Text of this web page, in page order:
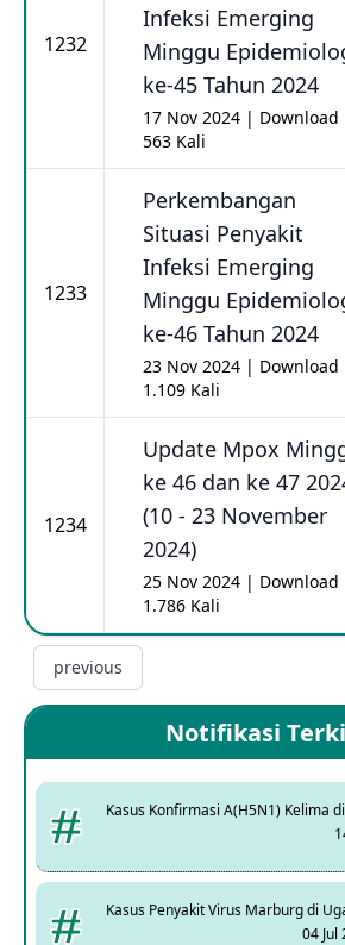
1232
Infeksi Emerging
Minggu
ke-45 Tahun 2024
17 Nov 2024 | Download
563 Kali
1233
Perkembangan
Situasi Penyakit
Infeksi Emerging
Minggu
ke-46 Tahun 2024
23 Nov 2024 | Download
1.109 Kali
1234
Update Mpox
ke 46 dan ke 47
(10 - 23 November
2024)
25 Nov 2024 | Download
1.786 Kali
previous
Notifikasi
Kasus Konfirmasi A(H5N1) Kelima
Kasus Penyakit Virus Marburg di
04 Jul